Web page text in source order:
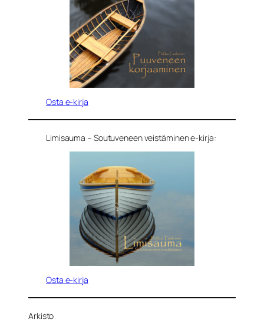
Osta e-kirja
Limisauma – Soutuveneen veistäminen e-kirja:
Osta e-kirja
Arkisto